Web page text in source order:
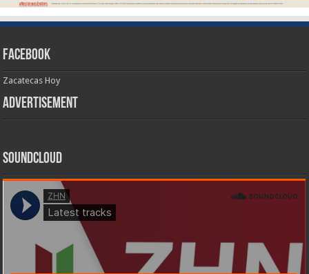
Facebook
Zacatecas Hoy
Advertisement
SoundCloud